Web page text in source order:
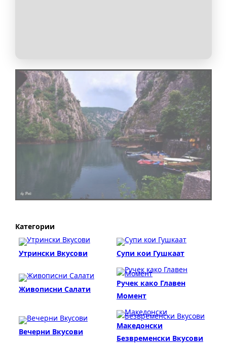
Категории
Утрински Вкусови Супи кои Гушкаат
Живописни Салати
Ручек како Главен
Момент
Вечерни Вкусови
Македонски
Безвременски Вкусови